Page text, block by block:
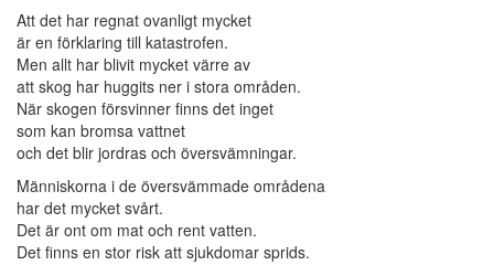
Att det har regnat ovanligt mycket
är en förklaring till katastrofen.
Men allt har blivit mycket värre av
att skog har huggits ner i stora områden.
När skogen försvinner finns det inget
som kan bromsa vattnet
och det blir jordras och översvämningar.
Människorna i de översvämmade områdena
har det mycket svårt.
Det är ont om mat och rent vatten.
Det finns en stor risk att sjukdomar sprids.